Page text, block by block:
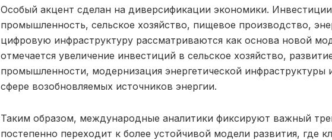
Особый акцент сделан на диверсификации экономики.
промышленность, сельское хозяйство, пищевое производство,
цифровую инфраструктуру рассматриваются как основа новой
отмечается увеличение инвестиций в сельское хозяйство,
промышленности, модернизация энергетической инфраструктуры
сфере возобновляемых источников энергии.
Таким образом, международные аналитики фиксируют важный
постепенно переходит к более устойчивой модели развития, где